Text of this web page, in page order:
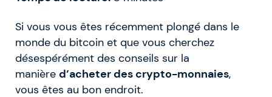
Si vous vous êtes récemment plongé dans le
monde du bitcoin et que vous cherchez
désespérément des conseils sur la
manière d’acheter des crypto-monnaies,
vous êtes au bon endroit.